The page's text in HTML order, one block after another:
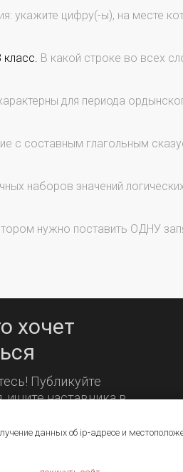
укажите цифру(-ы), на месте
В какой строке во всех
для периода
с составным глагольным
наборов значений
нужно поставить ОДНУ
хочет
Публикуйте
ищите наставника в
данных об ip-адресе и